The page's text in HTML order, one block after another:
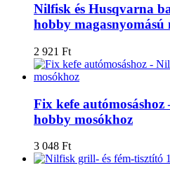
Nilfisk és Husqvarna
hobby magasnyomású
2 921 Ft
Fix kefe
hobby mosókhoz
3 048 Ft